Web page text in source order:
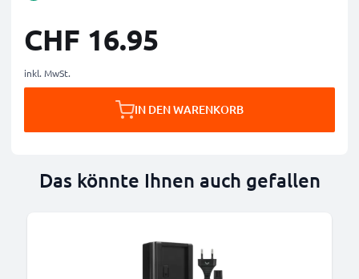
CHF 16.95
inkl. MwSt.
IN DEN WARENKORB
Das könnte Ihnen auch gefallen